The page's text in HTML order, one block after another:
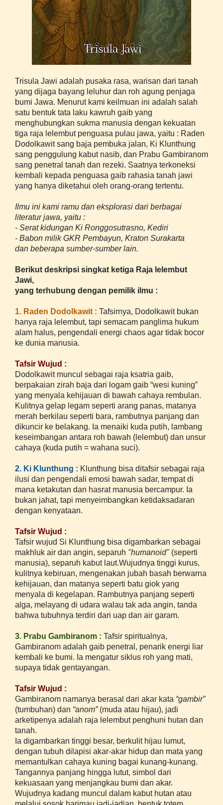
Trisula Jawi adalah pusaka rasa, warisan dari tanah
yang dijaga bayang leluhur dan roh agung penjaga
bumi Jawa. Menurut kami keilmuan ini adalah salah
satu bentuk tata laku kawruh gaib yang
menghubungkan sukma manusia dengan kekuatan
tiga raja lelembut penguasa pulau jawa, yaitu : Raden
Dodolkawit sang baja pembuka jalan, Ki Klunthung
sang penggulung kabut nasib, dan Prabu Gambiranom
sang penetral tanah dan rezeki. Saatnya terkoneksi
kembali kepada penguasa gaib rahasia tanah jawi
yang hanya diketahui oleh orang-orang tertentu.
Ilmu ini kami ramu dan eksplorasi dari berbagai
literatur jawa, yaitu :
- Serat kidungan Ki Ronggosutrasno, Kediri
- Babon milik GKR Pembayun, Kraton Surakarta
dan beberapa sumber-sumber lain.
Berikut deskripsi singkat ketiga Raja lelembut
Jawi,
yang terhubung dengan pemilik ilmu :
1. Raden Dodolkawit : Tafsirnya, Dodolkawit bukan
hanya raja lelembut, tapi semacam panglima hukum
alam halus, pengendali energi chaos agar tidak bocor
ke dunia manusia.
Tafsir Wujud :
Dodolkawit muncul sebagai raja ksatria gaib,
berpakaian zirah baja dari logam gaib “wesi kuning”
yang menyala kehijauan di bawah cahaya rembulan.
Kulitnya gelap legam seperti arang panas, matanya
merah berkilau seperti bara, rambutnya panjang dan
dikuncir ke belakang. Ia menaiki kuda putih, lambang
keseimbangan antara roh bawah (lelembut) dan unsur
cahaya (kuda putih = wahana suci).
2. Ki Klunthung : Klunthung bisa ditafsir sebagai raja
ilusi dan pengendali emosi bawah sadar, tempat di
mana ketakutan dan hasrat manusia bercampur. Ia
bukan jahat, tapi menyeimbangkan ketidaksadaran
dengan kenyataan.
Tafsir Wujud :
Tafsir wujud Si Klunthung bisa digambarkan sebagai
makhluk air dan angin, separuh "humanoid" (seperti
manusia), separuh kabut laut.Wujudnya tinggi kurus,
kulitnya kebiruan, mengenakan jubah basah berwarna
kehijauan, dan matanya seperti batu giok yang
menyala di kegelapan. Rambutnya panjang seperti
alga, melayang di udara walau tak ada angin, tanda
bahwa tubuhnya terdiri dari uap dan air garam.
3. Prabu Gambiranom : Tafsir spiritualnya,
Gambiranom adalah gaib penetral, penarik energi liar
kembali ke bumi. Ia mengatur siklus roh yang mati,
supaya tidak gentayangan.
Tafsir Wujud :
Gambiranom namanya berasal dari akar kata “gambir”
(tumbuhan) dan “anom”(muda atau hijau), jadi
arketipenya adalah raja lelembut penghuni hutan dan
tanah.
Ia digambarkan tinggi besar, berkulit hijau lumut,
dengan tubuh dilapisi akar-akar hidup dan mata yang
memantulkan cahaya kuning bagai kunang-kunang.
Tangannya panjang hingga lutut, simbol dari
kekuasaan yang menjangkau bumi dan akar.
Wujudnya kadang muncul dalam kabut hutan atau